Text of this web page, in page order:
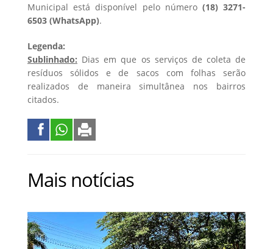
Municipal está disponível pelo número (18) 3271-
6503 (WhatsApp).
Legenda:
Sublinhado: Dias em que os serviços de coleta de
resíduos sólidos e de sacos com folhas serão
realizados de maneira simultânea nos bairros
citados.
Mais notícias